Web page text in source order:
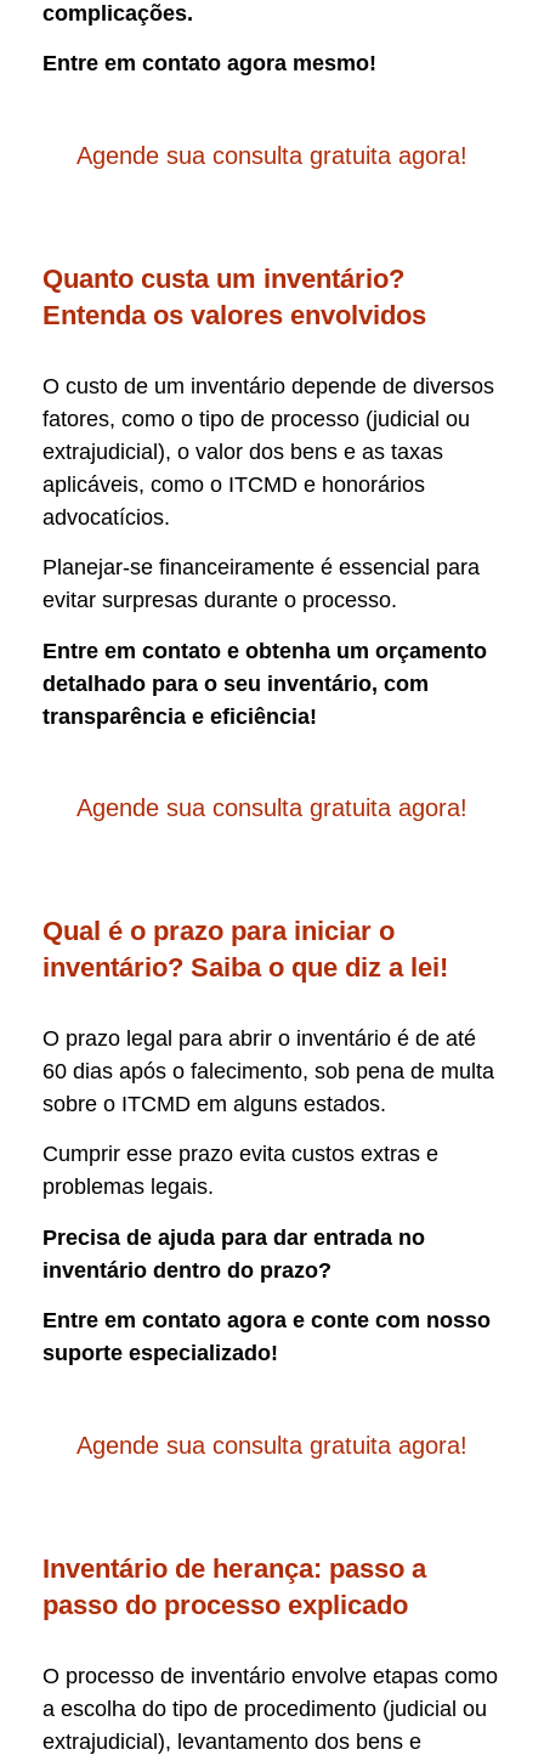
complicações.
Entre em contato agora mesmo!
Agende sua consulta gratuita agora!
Quanto custa um inventário?
Entenda os valores envolvidos
O custo de um inventário depende de diversos
fatores, como o tipo de processo (judicial ou
extrajudicial), o valor dos bens e as taxas
aplicáveis, como o ITCMD e honorários
advocatícios.
Planejar-se financeiramente é essencial para
evitar surpresas durante o processo.
Entre em contato e obtenha um orçamento
detalhado para o seu inventário, com
transparência e eficiência!
Agende sua consulta gratuita agora!
Qual é o prazo para iniciar o
inventário? Saiba o que diz a lei!
O prazo legal para abrir o inventário é de até
60 dias após o falecimento, sob pena de multa
sobre o ITCMD em alguns estados.
Cumprir esse prazo evita custos extras e
problemas legais.
Precisa de ajuda para dar entrada no
inventário dentro do prazo?
Entre em contato agora e conte com nosso
suporte especializado!
Agende sua consulta gratuita agora!
Inventário de herança: passo a
passo do processo explicado
O processo de inventário envolve etapas como
a escolha do tipo de procedimento (judicial ou
extrajudicial), levantamento dos bens e